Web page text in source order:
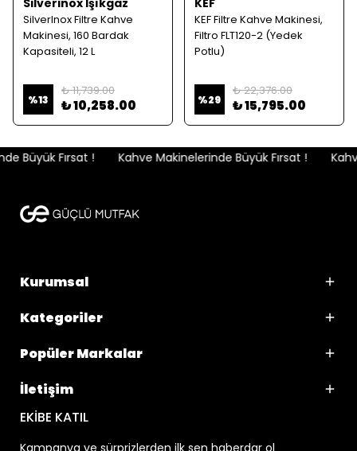
Silverinox Işıkgaz
SilverInox Filtre Kahve
Makinesi, 160 Bardak
Kapasiteli, 12 L
%13
₺ 11,739.00
₺ 10,258.00
KEF
KEF Filtre Kahve Makinesi,
Filtro FLT120-2 (Yedek
Potlu)
%29
₺ 22,376.00
₺ 15,795.00
Büyük Fırsat ! Kahve Makinelerinde Büyük Fırsat !
Kurumsal
Kategoriler
Popüler Markalar
İletişim
EKİBE KATIL
Kampanya ve sürprizlerden ilk sen haberdar ol